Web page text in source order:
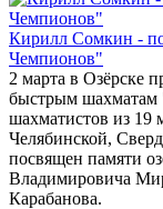
Кирилл Сомкин -
Чемпионов"
2 марта в Озёрске
быстрым
шахматистов из 19
Челябинской,
посвящен памяти
Владимировича
Карабанова.